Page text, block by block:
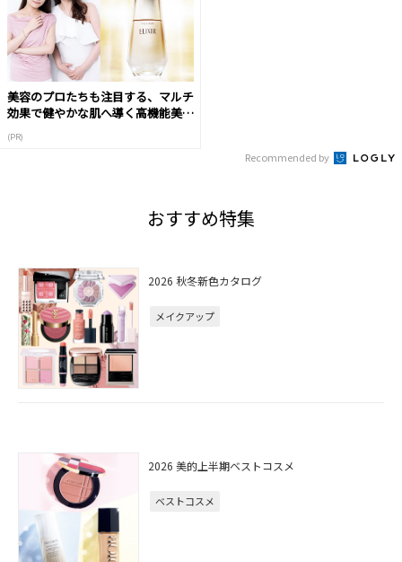
美容のプロたちも注目する、マルチ
効果で健やかな肌へ導く高機能美容
(PR)
Recommended by
おすすめ特集
2026 秋冬新色カタログ
メイクアップ
2026 美的上半期ベストコスメ
ベストコスメ